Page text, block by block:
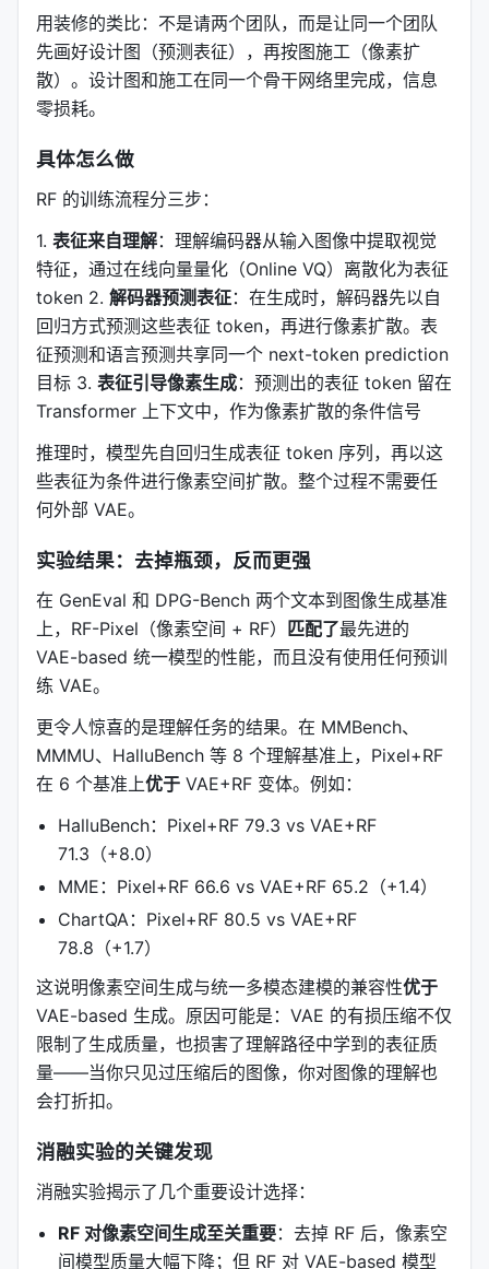
用装修的类比：不是请两个团队，而是让同一个团队
先画好设计图（预测表征），再按图施工（像素扩
散）。设计图和施工在同一个骨干网络里完成，信息
零损耗。
具体怎么做
RF 的训练流程分三步：
1. 表征来自理解：理解编码器从输入图像中提取视觉
特征，通过在线向量量化（Online VQ）离散化为表征
token 2. 解码器预测表征：在生成时，解码器先以自
回归方式预测这些表征 token，再进行像素扩散。表
征预测和语言预测共享同一个 next-token prediction
目标 3. 表征引导像素生成：预测出的表征 token 留在
Transformer 上下文中，作为像素扩散的条件信号
推理时，模型先自回归生成表征 token 序列，再以这
些表征为条件进行像素空间扩散。整个过程不需要任
何外部 VAE。
实验结果：去掉瓶颈，反而更强
在 GenEval 和 DPG-Bench 两个文本到图像生成基准
上，RF-Pixel（像素空间 + RF） 匹配了最先进的
VAE-based 统一模型的性能，而且没有使用任何预训
练 VAE。
更令人惊喜的是理解任务的结果。在 MMBench、
MMMU、HalluBench 等 8 个理解基准上，Pixel+RF
在 6 个基准上优于 VAE+RF 变体。例如：
HalluBench：Pixel+RF 79.3 vs VAE+RF
71.3（+8.0）
MME：Pixel+RF 66.6 vs VAE+RF 65.2（+1.4）
ChartQA：Pixel+RF 80.5 vs VAE+RF
78.8（+1.7）
这说明像素空间生成与统一多模态建模的兼容性优于
VAE-based 生成。原因可能是：VAE 的有损压缩不仅
限制了生成质量，也损害了理解路径中学到的表征质
量——当你只见过压缩后的图像，你对图像的理解也
会打折扣。
消融实验的关键发现
消融实验揭示了几个重要设计选择：
RF 对像素空间生成至关重要：去掉 RF 后，像素空
间模型质量大幅下降；但 RF 对 VAE-based 模型